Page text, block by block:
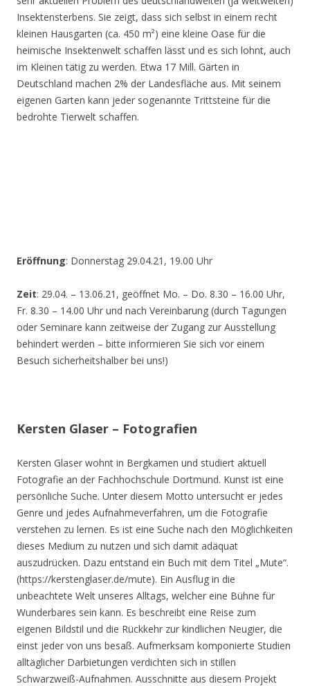
Insektensterbens. Sie zeigt, dass sich selbst in einem recht
kleinen Hausgarten (ca. 450 m²) eine kleine Oase für die
heimische Insektenwelt schaffen lässt und es sich lohnt, auch
im Kleinen tätig zu werden. Etwa 17 Mill. Gärten in
Deutschland machen 2% der Landesfläche aus. Mit seinem
eigenen Garten kann jeder sogenannte Trittsteine für die
bedrohte Tierwelt schaffen.
Eröffnung: Donnerstag 29.04.21, 19.00 Uhr
Zeit: 29.04. – 13.06.21, geöffnet Mo. – Do. 8.30 – 16.00 Uhr,
Fr. 8.30 – 14.00 Uhr und nach Vereinbarung (durch Tagungen
oder Seminare kann zeitweise der Zugang zur Ausstellung
behindert werden – bitte informieren Sie sich vor einem
Besuch sicherheitshalber bei uns!)
Kersten Glaser – Fotografien
Kersten Glaser wohnt in Bergkamen und studiert aktuell
Fotografie an der Fachhochschule Dortmund. Kunst ist eine
persönliche Suche. Unter diesem Motto untersucht er jedes
Genre und jedes Aufnahmeverfahren, um die Fotografie
verstehen zu lernen. Es ist eine Suche nach den Möglichkeiten
dieses Medium zu nutzen und sich damit adäquat
auszudrücken. Dazu entstand ein Buch mit dem Titel „Mute“.
(https://kerstenglaser.de/mute). Ein Ausflug in die
unbeachtete Welt unseres Alltags, welcher eine Bühne für
Wunderbares sein kann. Es beschreibt eine Reise zum
eigenen Bildstil und die Rückkehr zur kindlichen Neugier, die
einst jeder von uns besaß. Aufmerksam komponierte Studien
alltäglicher Darbietungen verdichten sich in stillen
Schwarzweiß-Aufnahmen. Ausschnitte aus diesem Projekt